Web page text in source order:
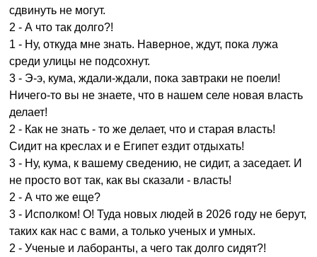
сдвинуть не могут.
2 - А что так долго?!
1 - Ну, откуда мне знать. Наверное, ждут, пока лужа
среди улицы не подсохнут.
3 - Э-э, кума, ждали-ждали, пока завтраки не поели!
Ничего-то вы не знаете, что в нашем селе новая власть
делает!
2 - Как не знать - то же делает, что и старая власть!
Сидит на креслах и е Египет ездит отдыхать!
3 - Ну, кума, к вашему сведению, не сидит, а заседает. И
не просто вот так, как вы сказали - власть!
2 - А что же еще?
3 - Исполком! О! Туда новых людей в 2026 году не берут,
таких как нас с вами, а только ученых и умных.
2 - Ученые и лаборанты, а чего так долго сидят?!